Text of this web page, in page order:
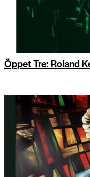
Öppet Tre: Roland